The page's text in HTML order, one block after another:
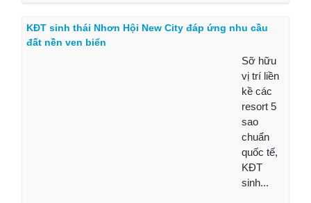
KĐT sinh thái Nhơn Hội New City đáp ứng nhu cầu
đất nền ven biển
Sỡ hữu
vị trí liền
kề các
resort 5
sao
chuẩn
quốc tế,
KĐT
sinh...